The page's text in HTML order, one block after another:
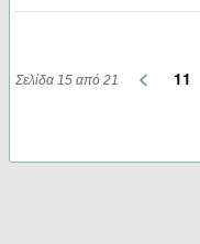
Σελίδα 15 από 21 < 11